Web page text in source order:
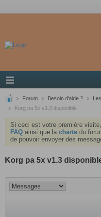
Forum Besoin d'aide ?
Korg pa 5x v1.3 disponible
Si ceci est votre première
FAQ ainsi que la charte du
de pouvoir envoyer des
Korg pa 5x v1.3